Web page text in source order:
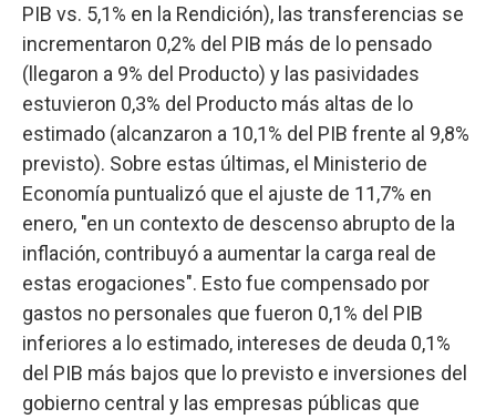
PIB vs. 5,1% en la Rendición), las transferencias se
incrementaron 0,2% del PIB más de lo pensado
(llegaron a 9% del Producto) y las pasividades
estuvieron 0,3% del Producto más altas de lo
estimado (alcanzaron a 10,1% del PIB frente al 9,8%
previsto). Sobre estas últimas, el Ministerio de
Economía puntualizó que el ajuste de 11,7% en
enero, "en un contexto de descenso abrupto de la
inflación, contribuyó a aumentar la carga real de
estas erogaciones". Esto fue compensado por
gastos no personales que fueron 0,1% del PIB
inferiores a lo estimado, intereses de deuda 0,1%
del PIB más bajos que lo previsto e inversiones del
gobierno central y las empresas públicas que